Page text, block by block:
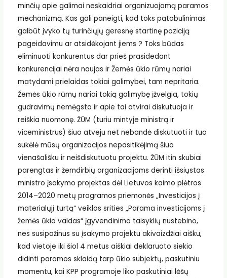
minčių apie galimai neskaidriai organizuojamą paramos
mechanizmą. Kas gali paneigti, kad toks patobulinimas
galbūt įvyko tų turinčiųjų geresnę startinę poziciją
pageidavimu ar atsidėkojant jiems ? Toks būdas
eliminuoti konkurentus dar prieš prasidedant
konkurencijai nėra naujas ir Žemės ūkio rūmų nariai
matydami prielaidas tokiai galimybei, tam nepritaria.
Žemės ūkio rūmų nariai tokią galimybę įžvelgia, tokių
gudravimų nemėgsta ir apie tai atvirai diskutuoja ir
reiškia nuomonę. ŽŪM (turiu mintyje ministrą ir
viceministrus) šiuo atveju net nebandė diskutuoti ir tuo
sukėlė mūsų organizacijos nepasitikėjimą šiuo
vienašališku ir neišdiskutuotu projektu. ŽŪM itin skubiai
parengtas ir žemdirbių organizacijoms derinti išsiųstas
ministro įsakymo projektas dėl Lietuvos kaimo plėtros
2014–2020 metų programos priemonės „Investicijos į
materialųjį turtą“ veiklos srities „Parama investicijoms į
žemės ūkio valdas“ įgyvendinimo taisyklių nustebino,
nes susipažinus su įsakymo projektu akivaizdžiai aišku,
kad vietoje iki šiol 4 metus aiškiai deklaruoto siekio
didinti paramos sklaidą tarp ūkio subjektų, paskutiniu
momentu, kai KPP programoje liko paskutiniai lėšų